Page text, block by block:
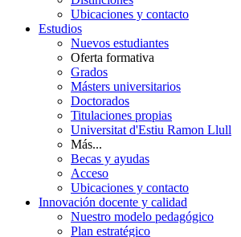
Ubicaciones y contacto
Estudios
Nuevos estudiantes
Oferta formativa
Grados
Másters universitarios
Doctorados
Titulaciones propias
Universitat d'Estiu Ramon Llull
Más...
Becas y ayudas
Acceso
Ubicaciones y contacto
Innovación docente y calidad
Nuestro modelo pedagógico
Plan estratégico